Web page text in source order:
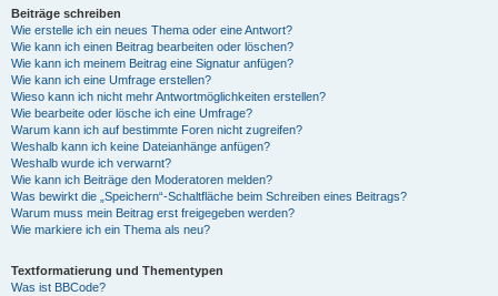
Beiträge schreiben
Wie erstelle ich ein neues Thema oder eine Antwort?
Wie kann ich einen Beitrag bearbeiten oder löschen?
Wie kann ich meinem Beitrag eine Signatur anfügen?
Wie kann ich eine Umfrage erstellen?
Wieso kann ich nicht mehr Antwortmöglichkeiten erstellen?
Wie bearbeite oder lösche ich eine Umfrage?
Warum kann ich auf bestimmte Foren nicht zugreifen?
Weshalb kann ich keine Dateianhänge anfügen?
Weshalb wurde ich verwarnt?
Wie kann ich Beiträge den Moderatoren melden?
Was bewirkt die „Speichern“-Schaltfläche beim Schreiben eines Beitrags?
Warum muss mein Beitrag erst freigegeben werden?
Wie markiere ich ein Thema als neu?
Textformatierung und Thementypen
Was ist BBCode?